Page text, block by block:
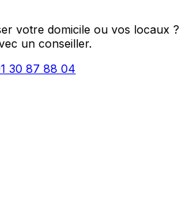
votre domicile ou vos locaux ?
un conseiller.
30 87 88 04